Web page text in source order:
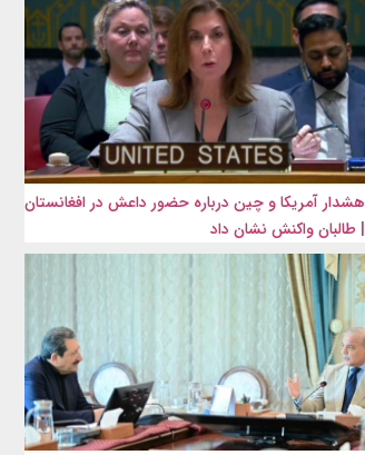
هشدار آمریکا و چین درباره حضور داعش در افغانستان
| طالبان واکنش نشان داد